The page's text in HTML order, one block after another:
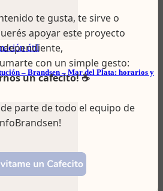
útil
– Brandsen – Mar del Plata: horarios y
te gusta, te sirve o
apoyar este proyecto
con un simple gesto:
un cafecito! ☕
de parte de todo el equipo de